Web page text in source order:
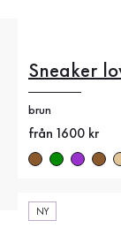
Sneaker
brun
Nytt pris
från 1600 kr
NY